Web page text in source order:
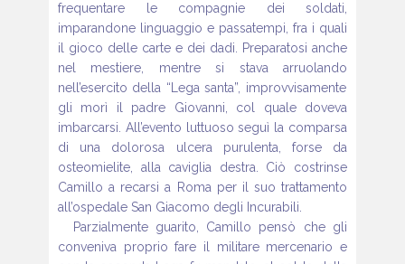
frequentare le compagnie dei soldati,
imparandone linguaggio e passatempi, fra i quali
il gioco delle carte e dei dadi. Preparatosi anche
nel mestiere, mentre si stava arruolando
nell’esercito della “Lega santa”, improvvisamente
gli morì il padre Giovanni, col quale doveva
imbarcarsi. All’evento luttuoso seguì la comparsa
di una dolorosa ulcera purulenta, forse da
osteomielite, alla caviglia destra. Ciò costrinse
Camillo a recarsi a Roma per il suo trattamento
all’ospedale San Giacomo degli Incurabili.
Parzialmente guarito, Camillo pensò che gli
conveniva proprio fare il
militare mercenario e